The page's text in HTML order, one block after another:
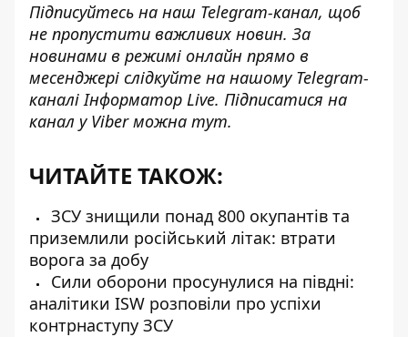
Підписуйтесь на наш Telegram-канал, щоб
не пропустити важливих новин. За
новинами в режимі онлайн прямо в
месенджері слідкуйте на нашому Telegram-
каналіІнформатор Live. Підписатися на
канал у Viber можна тут.
ЧИТАЙТЕ ТАКОЖ:
ЗСУ знищили понад 800 окупантів та
приземлили російський літак: втрати
ворога за добу
Сили оборони просунулися на півдні:
аналітики ISW розповіли про успіхи
контрнаступу ЗСУ